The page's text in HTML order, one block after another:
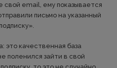
свой email, ему показывается
письмо на указанный
это качественная база
поленился зайти в свой